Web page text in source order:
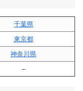
千葉県
東京都
神奈川県
–